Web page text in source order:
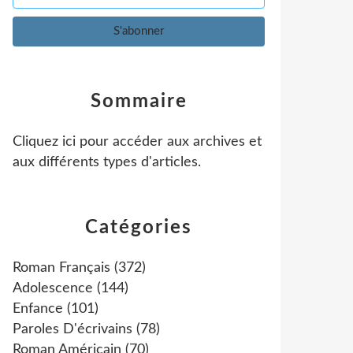
Catégories
Roman Français (372)
Adolescence (144)
Enfance (101)
Paroles D'écrivains (78)
Roman Américain (70)
Sommaire
Cliquez ici pour accéder aux archives et
aux différents types d'articles.